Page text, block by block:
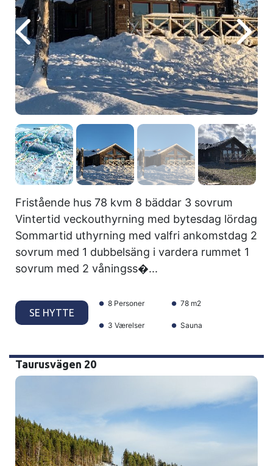
Fristående hus 78 kvm 8 bäddar 3 sovrum
Vintertid veckouthyrning med bytesdag lördag
Sommartid uthyrning med valfri ankomstdag 2
sovrum med 1 dubbelsäng i vardera rummet 1
sovrum med 2 våningss�...
SE HYTTE
8 Personer 78 m2
3 Værelser Sauna
Taurusvägen 20